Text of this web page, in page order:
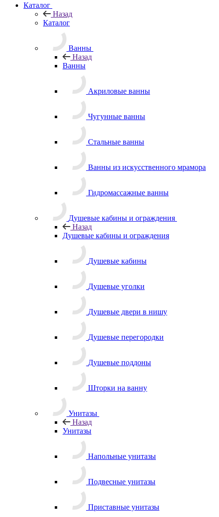
Каталог
Назад
Каталог
Ванны
Назад
Ванны
Акриловые ванны
Чугунные ванны
Стальные ванны
Ванны из искусственного мрамора
Гидромассажные ванны
Душевые кабины и ограждения
Назад
Душевые кабины и ограждения
Душевые кабины
Душевые уголки
Душевые двери в нишу
Душевые перегородки
Душевые поддоны
Шторки на ванну
Унитазы
Назад
Унитазы
Напольные унитазы
Подвесные унитазы
Приставные унитазы